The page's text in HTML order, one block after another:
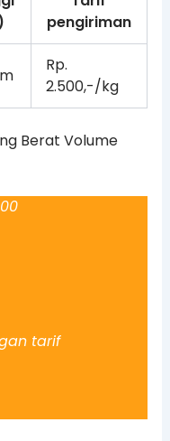
pengiriman
Rp.
2.500,-/kg
Berat Volume
tarif